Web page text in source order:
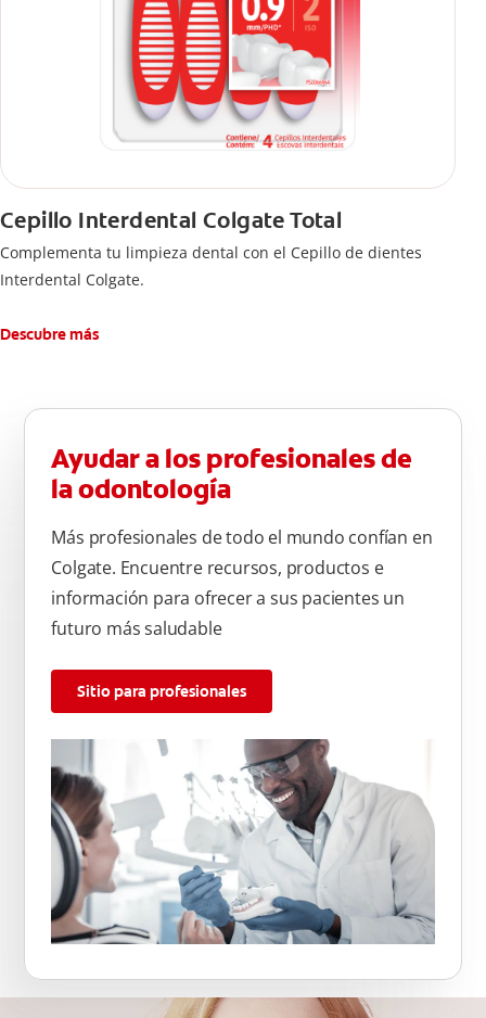
Cepillo Interdental Colgate Total
Complementa tu limpieza dental con el Cepillo de dientes
Interdental Colgate.
Descubre más
Ayudar a los profesionales de
la odontología
Más profesionales de todo el mundo confían en
Colgate. Encuentre recursos, productos e
información para ofrecer a sus pacientes un
futuro más saludable
Sitio para profesionales